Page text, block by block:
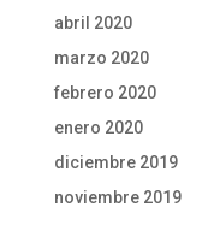
abril 2020
marzo 2020
febrero 2020
enero 2020
diciembre 2019
noviembre 2019